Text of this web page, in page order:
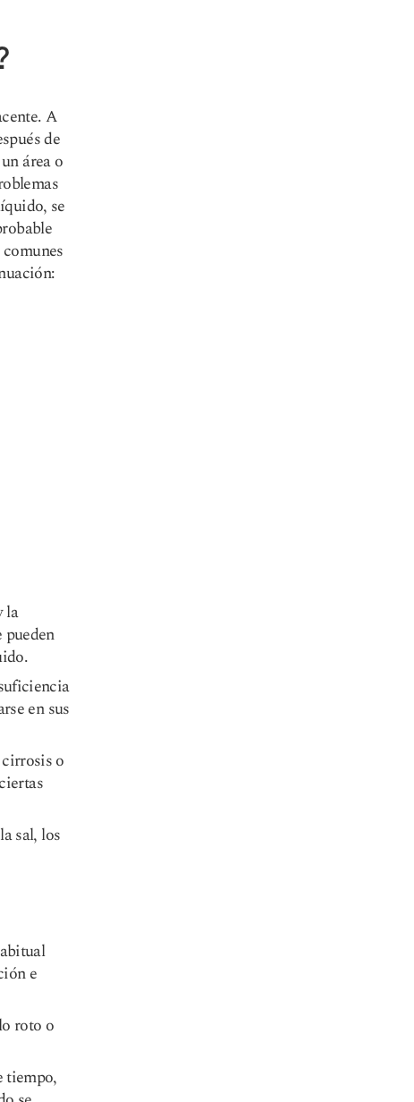
A
de
área o
se
la
pueden
en sus
o
sal, los
e
roto o
tiempo,